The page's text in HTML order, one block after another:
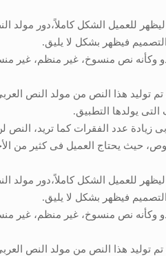
للعميل الشكل كاملاً،دور مولد
فيظهر بشكل لا يليق.
وكأنه نص منسوخ، غير منظم، غير
هذا النص من مولد النص
يولدها التطبيق.
زيادة عدد الفقرات كما تريد، النص
حيث يحتاج العميل فى كثير من
للعميل الشكل كاملاً،دور مولد
فيظهر بشكل لا يليق.
وكأنه نص منسوخ، غير منظم، غير
هذا النص من مولد النص